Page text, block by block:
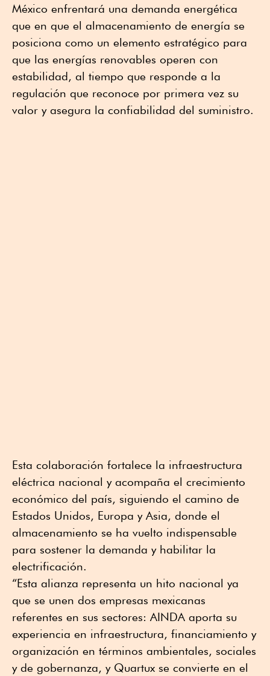
México enfrentará una demanda energética
que en que el almacenamiento de energía se
posiciona como un elemento estratégico para
que las energías renovables operen con
estabilidad, al tiempo que responde a la
regulación que reconoce por primera vez su
valor y asegura la confiabilidad del suministro.
Esta colaboración fortalece la infraestructura
eléctrica nacional y acompaña el crecimiento
económico del país, siguiendo el camino de
Estados Unidos, Europa y Asia, donde el
almacenamiento se ha vuelto indispensable
para sostener la demanda y habilitar la
electrificación.
“Esta alianza representa un hito nacional ya
que se unen dos empresas mexicanas
referentes en sus sectores: AINDA aporta su
experiencia en infraestructura, financiamiento y
organización en términos ambientales, sociales
y de gobernanza, y Quartux se convierte en el